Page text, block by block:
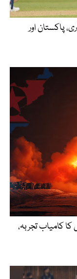
شیڈول جاری، پاکستان اور
کا کامیاب تجربہ،